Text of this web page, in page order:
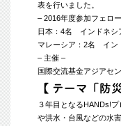
表を行いました。
– 2016年度参加フェロ
日本：4名 インドネ
マレーシア：2名 イ
– 主催 –
国際交流基金アジアセ
【 テーマ「防
３年目となるHANDs!
や洪水・台風などの水